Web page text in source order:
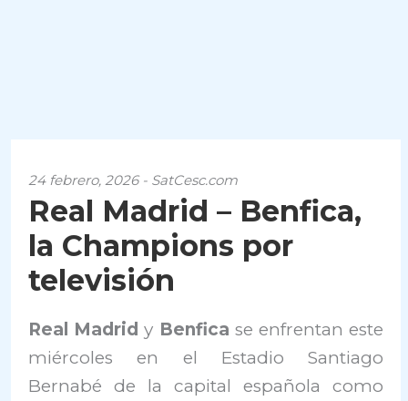
24 febrero, 2026 - SatCesc.com
Real Madrid – Benfica,
la Champions por
televisión
Real Madridy Benfica se enfrentan este
miércoles en el Estadio Santiago
Bernabé de la capital española como